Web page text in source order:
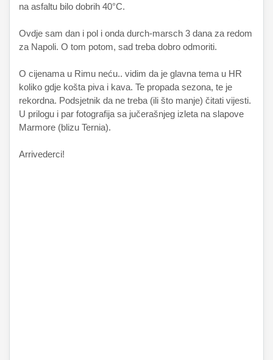
na asfaltu bilo dobrih 40°C.
Ovdje sam dan i pol i onda durch-marsch 3 dana za redom
za Napoli. O tom potom, sad treba dobro odmoriti.
O cijenama u Rimu neću.. vidim da je glavna tema u HR
koliko gdje košta piva i kava. Te propada sezona, te je
rekordna. Podsjetnik da ne treba (ili što manje) čitati vijesti.
U prilogu i par fotografija sa jučerašnjeg izleta na slapove
Marmore (blizu Ternia).
Arrivederci!